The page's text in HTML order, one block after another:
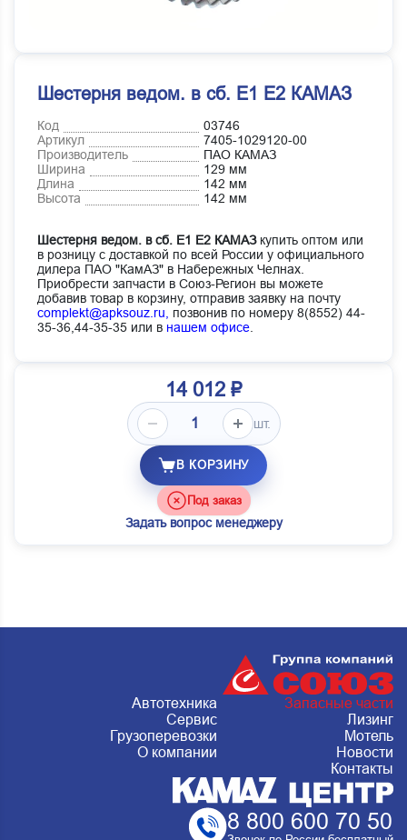
Шестерня ведом. в сб. Е1 Е2 КАМАЗ
Код
03746
Артикул
7405-1029120-00
Производитель
ПАО КАМАЗ
Ширина
129 мм
Длина
142 мм
Высота
142 мм
Шестерня ведом. в сб. Е1 Е2 КАМАЗкупить оптом или
в розницу с доставкой по всей России у официального
дилера ПАО "КамАЗ" в Набережных Челнах.
Приобрести запчасти в Союз-Регион вы можете
добавив товар в корзину, отправив заявку на почту
complekt@apksouz.ru,
позвонив по номеру 8(8552) 44-
35-36,44-35-35 или в нашем офисе
14 012 ₽
шт.
В КОРЗИНУ
Под заказ
Задать вопрос менеджеру
Автотехника
Запасные части
Сервис
Лизинг
Грузоперевозки
Мотель
О компании
Новости
Контакты
8 800 600 70 50